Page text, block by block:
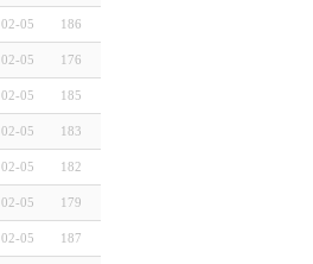
02-05 186
02-05 176
02-05 185
02-05 183
02-05 182
02-05 179
02-05 187